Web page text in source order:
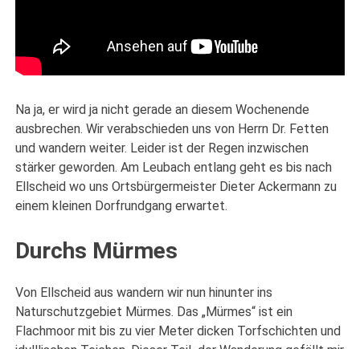
Na ja, er wird ja nicht gerade an diesem Wochenende
ausbrechen. Wir verabschieden uns von Herrn Dr. Fetten
und wandern weiter. Leider ist der Regen inzwischen
stärker geworden. Am Leubach entlang geht es bis nach
Ellscheid wo uns Ortsbürgermeister Dieter Ackermann zu
einem kleinen Dorfrundgang erwartet.
Durchs Mürmes
Von Ellscheid aus wandern wir nun hinunter ins
Naturschutzgebiet Mürmes. Das „Mürmes“ ist ein
Flachmoor mit bis zu vier Meter dicken Torfschichten und